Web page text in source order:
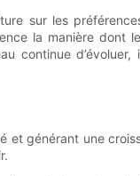
sur les
la manière dont
continue
générant une